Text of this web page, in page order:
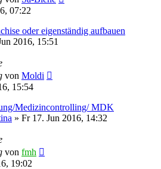
07:22
oder eigenständig aufbauen
2016, 15:51
von Moldi
15:54
Medizincontrolling/ MDK
» Fr 17. Jun 2016, 14:32
von fmh
19:02